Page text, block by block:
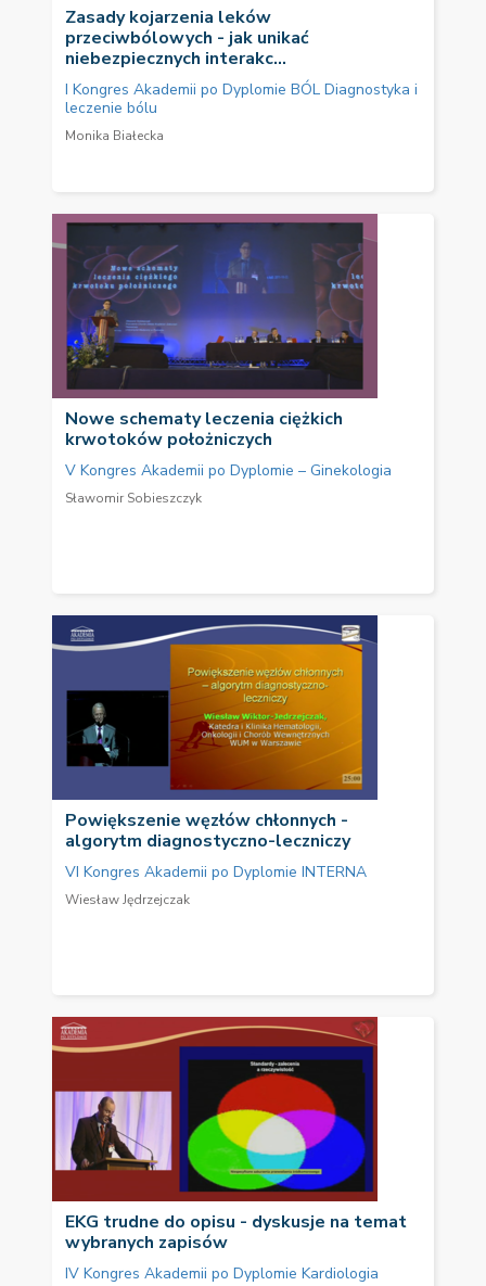
Zasady kojarzenia leków
przeciwbólowych - jak unikać
niebezpiecznych interakc...
I Kongres Akademii po Dyplomie BÓL Diagnostyka i
leczenie bólu
Monika Białecka
Nowe schematy leczenia ciężkich
krwotoków położniczych
V Kongres Akademii po Dyplomie – Ginekologia
Sławomir Sobieszczyk
Powiększenie węzłów chłonnych -
algorytm diagnostyczno-leczniczy
VI Kongres Akademii po Dyplomie INTERNA
Wiesław Jędrzejczak
EKG trudne do opisu - dyskusje na temat
wybranych zapisów
IV Kongres Akademii po Dyplomie Kardiologia